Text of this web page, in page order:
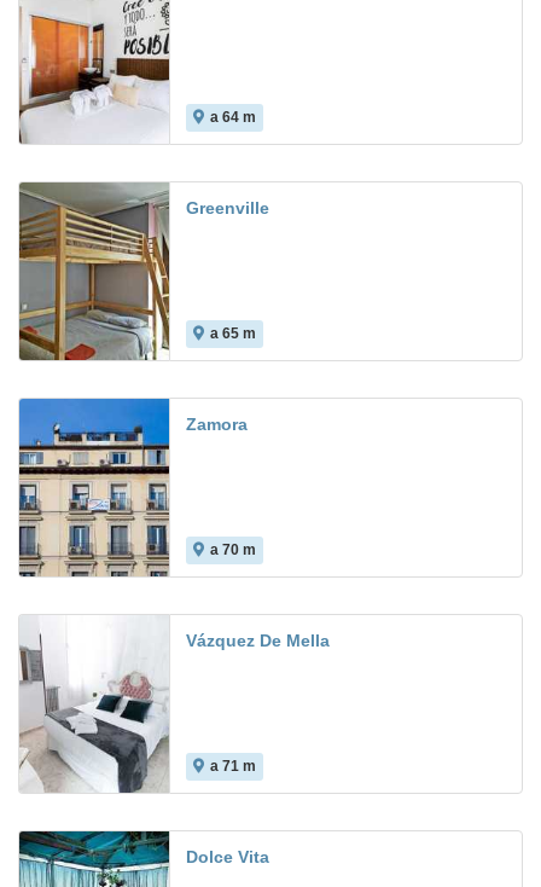
a 64 m
Greenville
a 65 m
Zamora
a 70 m
Vázquez De Mella
a 71 m
Dolce Vita